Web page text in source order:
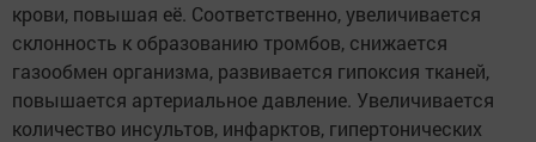
крови, повышая её. Соответственно, увеличивается
склонность к образованию тромбов, снижается
газообмен организма, развивается гипоксия тканей,
повышается артериальное давление. Увеличивается
количество инсультов, инфарктов, гипертонических